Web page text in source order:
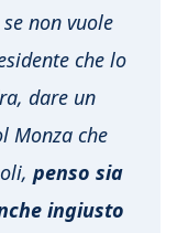
non vuole
che lo
dare un
Monza che
penso sia
ingiusto